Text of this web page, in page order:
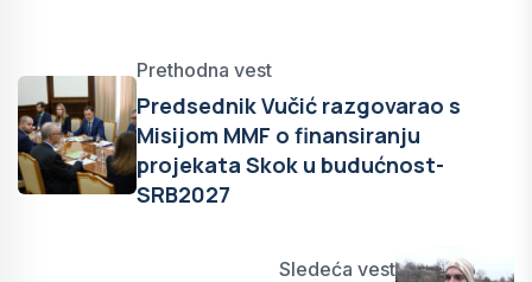
Prethodna vest
Predsednik Vučić razgovarao s
Misijom MMF o finansiranju
projekata Skok u budućnost-
SRB2027
Sledeća vest